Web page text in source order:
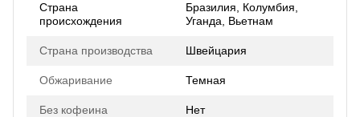
Страна
происхождения
Бразилия, Колумбия,
Уганда, Вьетнам
Страна производства Швейцария
Обжаривание Темная
Без кофеина Нет